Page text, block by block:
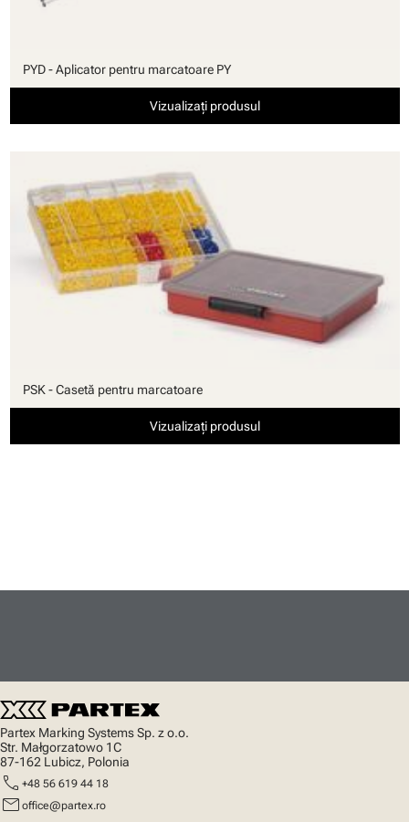
PYD - Aplicator pentru marcatoare PY
Vizualizați produsul
PSK - Casetă pentru marcatoare
Vizualizați produsul
Partex Marking Systems Sp. z o.o.
Str. Małgorzatowo 1C
87-162 Lubicz, Polonia
call +48 56 619 44 18
mail office@partex.ro